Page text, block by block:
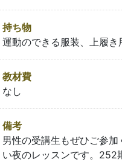
持ち物
運動のできる服装、上履
教材費
なし
備考
男性の受講生もぜひご参
い夜のレッスンです。